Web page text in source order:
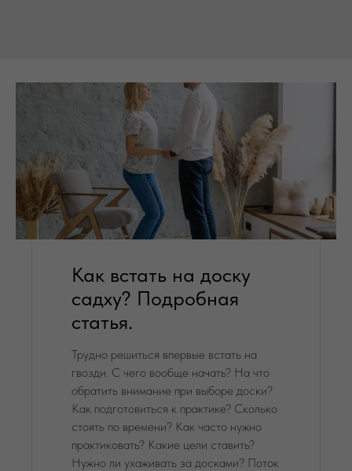
Как встать на доску
садху? Подробная
статья.
Трудно решиться впервые встать на
гвозди. С чего вообще начать? На что
обратить внимание при выборе доски?
Как подготовиться к практике? Сколько
стоять по времени? Как часто нужно
практиковать? Какие цели ставить?
Нужно ли ухаживать за досками? Поток